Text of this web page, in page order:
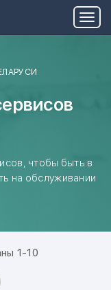
чтобы быть в
на обслуживании
1-10